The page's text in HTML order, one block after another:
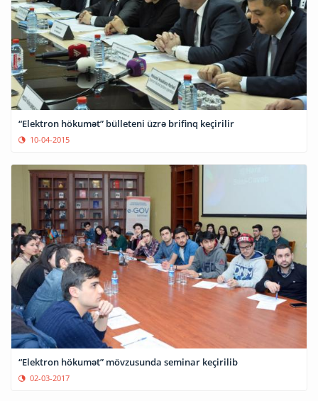
“Elektron hökumət” bülleteni üzrə brifinq keçirilir
10-04-2015
“Elektron hökumət” mövzusunda seminar keçirilib
02-03-2017